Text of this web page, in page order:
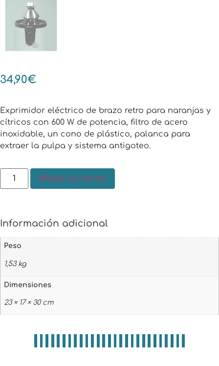
34,90€
Exprimidor eléctrico de brazo retro para naranjas y
cítricos con 600 W de potencia, filtro de acero
inoxidable, un cono de plástico, palanca para
extraer la pulpa y sistema antigoteo.
Añadir al carrito
Información adicional
Peso
1,53 kg
Dimensiones
23 × 17 × 30 cm